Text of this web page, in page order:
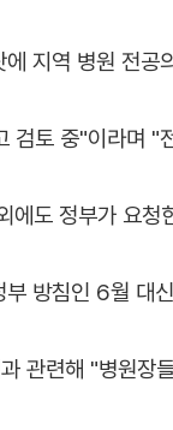
지역 병원 전공
검토 중"이라며 "
에도 정부가 요
방침인 6월 대
관련해 "병원장